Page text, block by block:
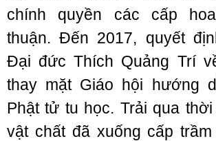
chính quyền các cấp
thuận. Đến 2017, quyết
Đại đức Thích Quảng Trí
thay mặt Giáo hội hướng
Phật tử tu học. Trải qua
vật chất đã xuống cấp